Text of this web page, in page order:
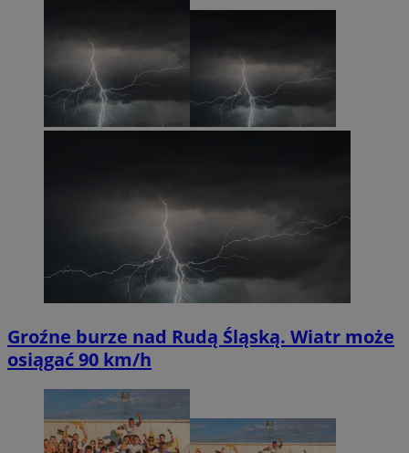
Groźne burze nad Rudą Śląską. Wiatr może
osiągać 90 km/h